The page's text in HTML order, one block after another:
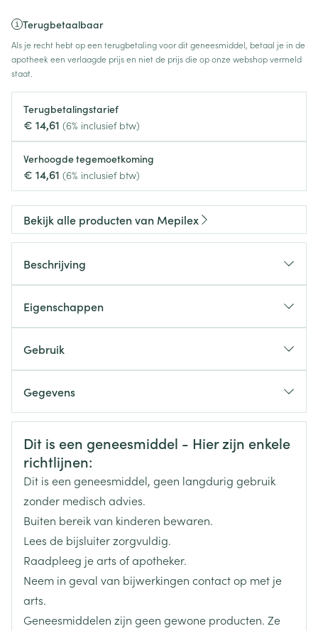
Terugbetaalbaar
Als je recht hebt op een terugbetaling voor dit geneesmiddel, betaal je in de
apotheek een verlaagde prijs en niet de prijs die op onze webshop vermeld
staat.
Terugbetalingstarief
€ 14,61 (6% inclusief btw)
Verhoogde tegemoetkoming
€ 14,61 (6% inclusief btw)
Bekijk alle producten van Mepilex
Beschrijving
Eigenschappen
Safetac technologie minimaliseert pijn en trauma
tijdens verbandwissels
doorligwonden
Uitstekende retentie en effectief
exsudaatmanagement met minder risico van
verweking
Gebruik
voor een beter exsudaatmanagement en
uitstekende retentie bij licht tot matig exsuderende
om doorligwonden te voorkomen
om het wondmilieu vochtig te houden
Gegevens
CNK
2339703
Organisaties
Merken Mepilex
Breedte 124 mm
Lengte 145 mm
Diepte 27 mm
Veiligheidsinformatie
Dit is een geneesmiddel - Hier zijn enkele
richtlijnen:
Dit is een geneesmiddel, geen langdurig gebruik
zonder medisch advies.
Buiten bereik van kinderen bewaren.
Lees de bijsluiter zorgvuldig.
Raadpleeg je arts of apotheker.
Neem in geval van bijwerkingen contact op met je
arts.
Geneesmiddelen zijn geen gewone producten. Ze